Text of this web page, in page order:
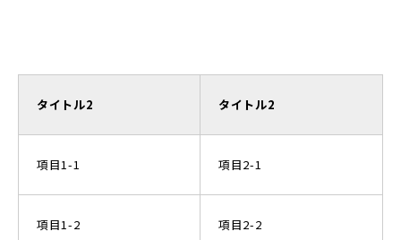
タイトル2 タイトル2
項目1-1 項目2-1
項目1-2 項目2-2